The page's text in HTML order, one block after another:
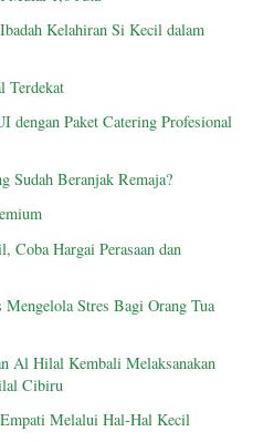
Kelahiran Si Kecil dalam
Terdekat
dengan Paket Catering Profesional
Sudah Beranjak Remaja?
Coba Hargai Perasaan dan
Stres Bagi Orang Tua
Al Hilal Kembali Melaksanakan
Cibiru
Melalui Hal-Hal Kecil